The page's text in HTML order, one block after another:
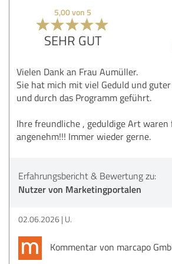
5,00 von 5
SEHR GUT
Vielen Dank an Frau Aumüller.
Sie hat mich mit viel Geduld und
und durch das Programm geführt.
Ihre freundliche , geduldige Art
angenehm!!! Immer wieder gerne.
Erfahrungsbericht & Bewertung zu:
Nutzer von Marketingportalen
02.06.2026 U.
Kommentar von marcapo